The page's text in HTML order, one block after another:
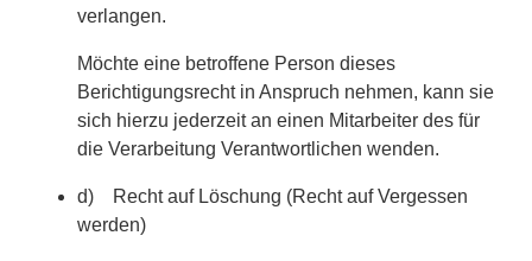
verlangen.
Möchte eine betroffene Person dieses
Berichtigungsrecht in Anspruch nehmen, kann sie
sich hierzu jederzeit an einen Mitarbeiter des für
die Verarbeitung Verantwortlichen wenden.
d) Recht auf Löschung (Recht auf Vergessen
werden)